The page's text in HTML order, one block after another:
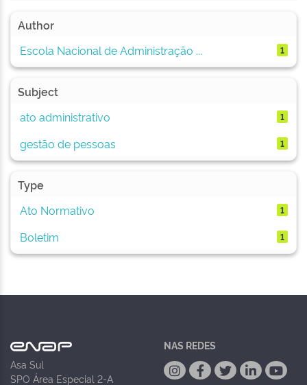
Author
Escola Nacional de Administração ...
1
Subject
ato administrativo
1
gestão de pessoas 1
Type
Ato Normativo
1
Boletim 1
Asa Sul
SPO Área Especial 2-A
NAS REDES